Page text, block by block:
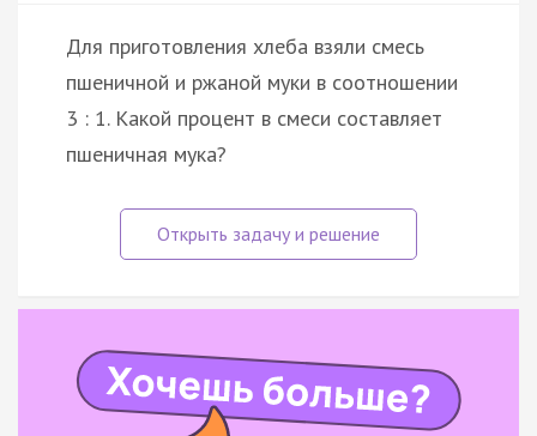
Для приготовления хлеба взяли смесь
пшеничной и ржаной муки в соотношении
3 : 1. Какой процент в смеси составляет
пшеничная мука?